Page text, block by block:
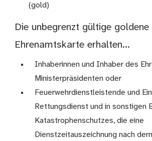
(gold)
Die unbegrenzt gültige goldene
Ehrenamtskarte erhalten...
Inhaberinnen und Inhaber des
Ministerpräsidenten oder
Feuerwehrdienstleistende und
Rettungsdienst und in sonstigen
Katastrophenschutzes, die eine
Dienstzeitauszeichnung nach